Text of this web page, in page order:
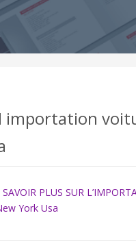
importation
SAVOIR PLUS SUR
York Usa